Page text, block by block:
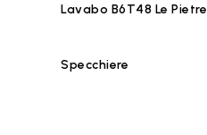
Lavabo B6T48 Le Pietre
Specchiere